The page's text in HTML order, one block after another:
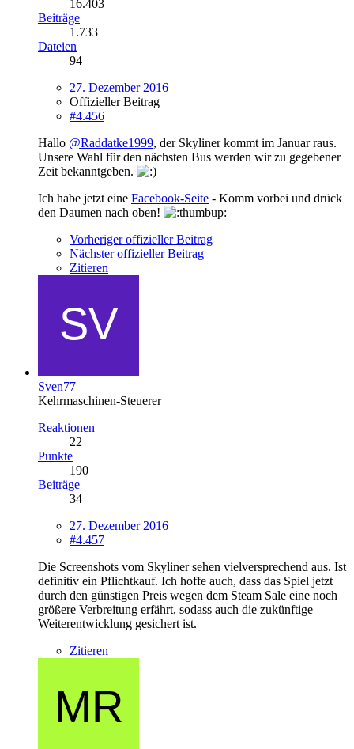
16.403
Beiträge
1.733
Dateien
94
27. Dezember 2016
Offizieller Beitrag
#4.456
Hallo @Raddatke1999, der Skyliner kommt im Januar raus.
Unsere Wahl für den nächsten Bus werden wir zu gegebener
Zeit bekanntgeben.
Ich habe jetzt eine Facebook-Seite - Komm vorbei und drück
den Daumen nach oben!
Vorheriger offizieller Beitrag
Nächster offizieller Beitrag
Zitieren
Sven77
Kehrmaschinen-Steuerer
Reaktionen
22
Punkte
190
Beiträge
34
27. Dezember 2016
#4.457
Die Screenshots vom Skyliner sehen vielversprechend aus. Ist
definitiv ein Pflichtkauf. Ich hoffe auch, dass das Spiel jetzt
durch den günstigen Preis wegen dem Steam Sale eine noch
größere Verbreitung erfährt, sodass auch die zukünftige
Weiterentwicklung gesichert ist.
Zitieren